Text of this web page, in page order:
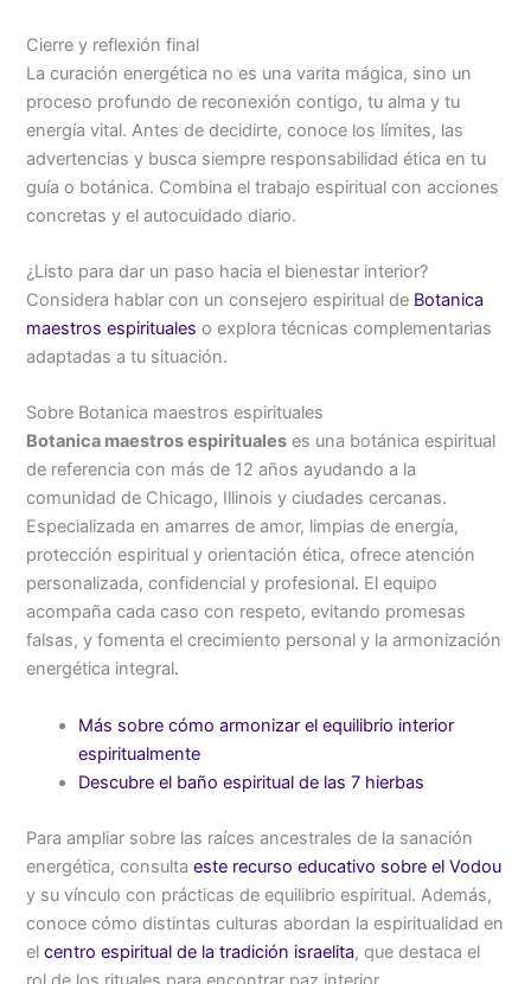
Cierre y reflexión final
La curación energética no es una varita mágica, sino un
proceso profundo de reconexión contigo, tu alma y tu
energía vital. Antes de decidirte, conoce los límites, las
advertencias y busca siempre responsabilidad ética en tu
guía o botánica. Combina el trabajo espiritual con acciones
concretas y el autocuidado diario.
¿Listo para dar un paso hacia el bienestar interior?
Considera hablar con un consejero espiritual de Botanica
maestros espirituales o explora técnicas complementarias
adaptadas a tu situación.
Sobre Botanica maestros espirituales
Botanica maestros espirituales es una botánica espiritual
de referencia con más de 12 años ayudando a la
comunidad de Chicago, Illinois y ciudades cercanas.
Especializada en amarres de amor, limpias de energía,
protección espiritual y orientación ética, ofrece atención
personalizada, confidencial y profesional. El equipo
acompaña cada caso con respeto, evitando promesas
falsas, y fomenta el crecimiento personal y la armonización
energética integral.
Más sobre cómo armonizar el equilibrio interior
espiritualmente
Descubre el baño espiritual de las 7 hierbas
Para ampliar sobre las raíces ancestrales de la sanación
energética, consultaeste recurso educativo sobre el Vodou
y su vínculo con prácticas de equilibrio espiritual. Además,
conoce cómo distintas culturas abordan la espiritualidad en
elcentro espiritual de la tradición israelita, que destaca el